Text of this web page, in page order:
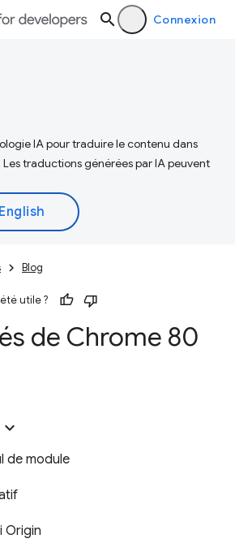
Connexion
IA pour traduire le contenu dans
traductions générées par IA peuvent
Blog
utile ?
de Chrome 80
de module
Origin